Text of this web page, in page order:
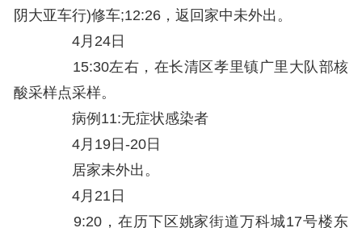
阴大亚车行)修车;12:26，返回家中未外出。
4月24日
15:30左右，在长清区孝里镇广里大队部核
酸采样点采样。
病例11:无症状感染者
4月19日-20日
居家未外出。
4月21日
9:20，在历下区姚家街道万科城17号楼东